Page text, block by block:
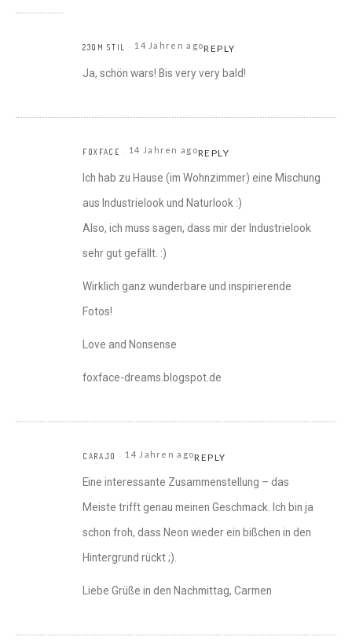
23QM STIL 14 Jahren agoREPLY
Ja, schön wars! Bis very very bald!
FOXFACE 14 Jahren agoREPLY
Ich hab zu Hause (im Wohnzimmer) eine Mischung
aus Industrielook und Naturlook :)
Also, ich muss sagen, dass mir der Industrielook
sehr gut gefällt. :)
Wirklich ganz wunderbare und inspirierende
Fotos!
Love and Nonsense
foxface-dreams.blogspot.de
CARAJO 14 Jahren agoREPLY
Eine interessante Zusammenstellung – das
Meiste trifft genau meinen Geschmack. Ich bin ja
schon froh, dass Neon wieder ein bißchen in den
Hintergrund rückt ;).
Liebe Grüße in den Nachmittag, Carmen